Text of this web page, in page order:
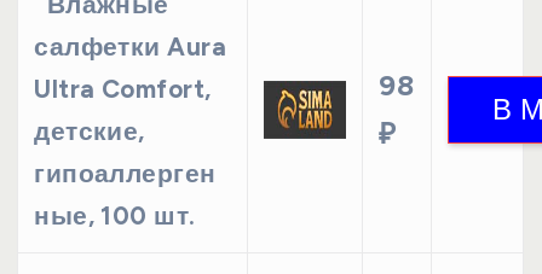
салфетки Aura
Ultra Comfort,
детские,
гипоаллерген
ные, 100 шт.
98
₽